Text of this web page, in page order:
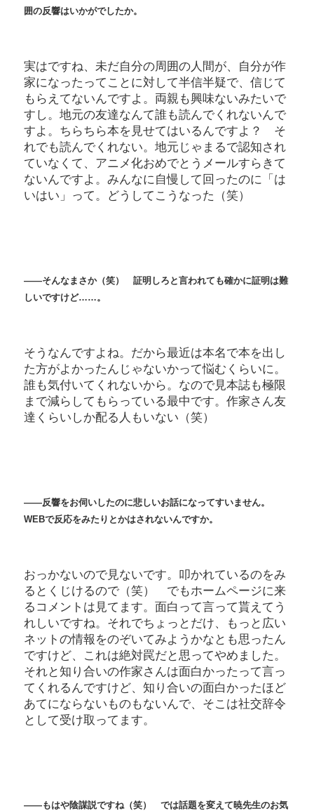
囲の反響はいかがでしたか。
実はですね、未だ自分の周囲の人間が、自分が作
家になったってことに対して半信半疑で、信じて
もらえてないんですよ。両親も興味ないみたいで
すし。地元の友達なんて誰も読んでくれないんで
すよ。ちらちら本を見せてはいるんですよ？ そ
れでも読んでくれない。地元じゃまるで認知され
ていなくて、アニメ化おめでとうメールすらきて
ないんですよ。みんなに自慢して回ったのに「は
いはい」って。どうしてこうなった（笑）
――そんなまさか（笑） 証明しろと言われても確かに証明は難
しいですけど……。
そうなんですよね。だから最近は本名で本を出し
た方がよかったんじゃないかって悩むくらいに。
誰も気付いてくれないから。なので見本誌も極限
まで減らしてもらっている最中です。作家さん友
達くらいしか配る人もいない（笑）
――反響をお伺いしたのに悲しいお話になってすいません。
WEBで反応をみたりとかはされないんですか。
おっかないので見ないです。叩かれているのをみ
るとくじけるので（笑） でもホームページに来
るコメントは見てます。面白って言って貰えてう
れしいですね。それでちょっとだけ、もっと広い
ネットの情報をのぞいてみようかなとも思ったん
ですけど、これは絶対罠だと思ってやめました。
それと知り合いの作家さんは面白かったって言っ
てくれるんですけど、知り合いの面白かったほど
あてにならないものもないんで、そこは社交辞令
として受け取ってます。
――もはや陰謀説ですね（笑） では話題を変えて暁先生のお気